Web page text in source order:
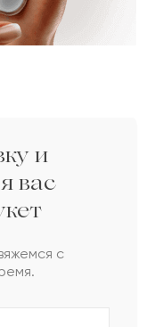
до 200 Br
ВОПРОС
и
вас
с